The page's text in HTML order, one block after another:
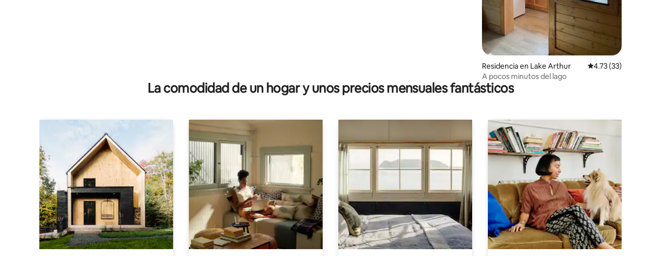
Residencia en Lake Arthur Calificación
4.73 (33)
A pocos minutos del lago
La comodidad de un hogar y unos precios mensuales fantásticos